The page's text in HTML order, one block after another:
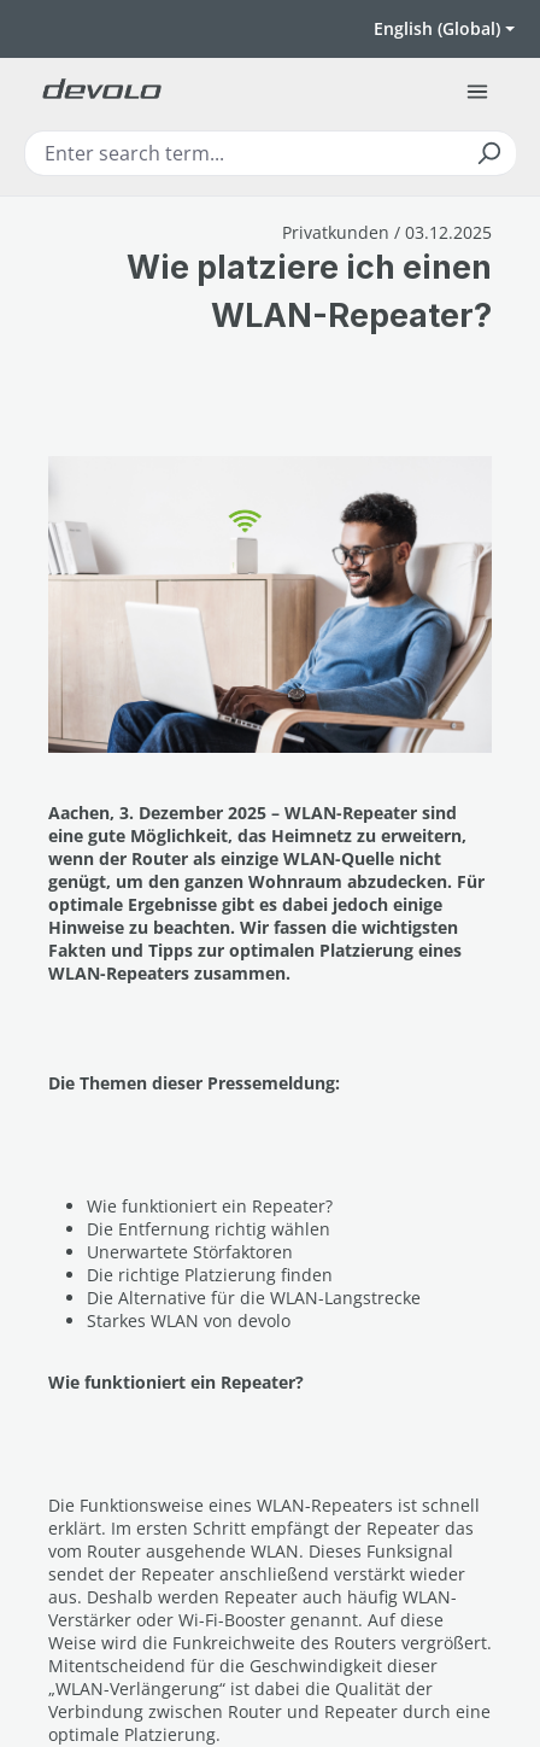
English (Global)
Privatkunden / 03.12.2025
Wie platziere ich einen
WLAN-Repeater?
Aachen, 3. Dezember 2025 – WLAN-Repeater sind
eine gute Möglichkeit, das Heimnetz zu erweitern,
wenn der Router als einzige WLAN-Quelle nicht
genügt, um den ganzen Wohnraum abzudecken. Für
optimale Ergebnisse gibt es dabei jedoch einige
Hinweise zu beachten. Wir fassen die wichtigsten
Fakten und Tipps zur optimalen Platzierung eines
WLAN-Repeaters zusammen.
Die Themen dieser Pressemeldung:
Wie funktioniert ein Repeater?
Die Entfernung richtig wählen
Unerwartete Störfaktoren
Die richtige Platzierung finden
Die Alternative für die WLAN-Langstrecke
Starkes WLAN von devolo
Wie funktioniert ein Repeater?
Die Funktionsweise eines WLAN-Repeaters ist schnell
erklärt. Im ersten Schritt empfängt der Repeater das
vom Router ausgehende WLAN. Dieses Funksignal
sendet der Repeater anschließend verstärkt wieder
aus. Deshalb werden Repeater auch häufig WLAN-
Verstärker oder Wi-Fi-Booster genannt. Auf diese
Weise wird die Funkreichweite des Routers vergrößert.
Mitentscheidend für die Geschwindigkeit dieser
„WLAN-Verlängerung“ ist dabei die Qualität der
Verbindung zwischen Router und Repeater durch eine
optimale Platzierung.